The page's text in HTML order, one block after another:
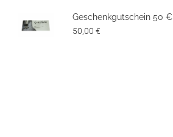
Geschenkgutschein 50 €
50,00 €